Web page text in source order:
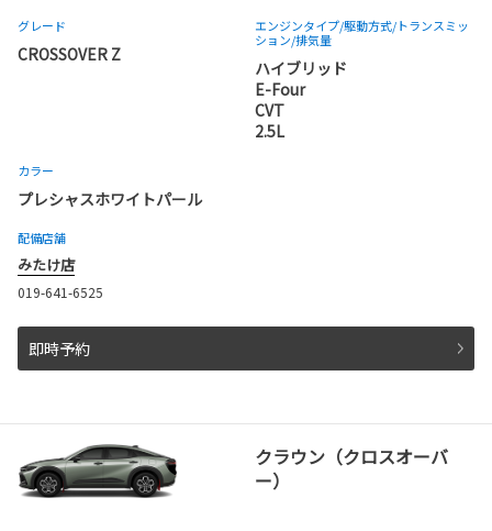
グレード
CROSSOVER Z
エンジンタイプ/駆動方式/トランスミッ
ション/排気量
ハイブリッド
E-Four
CVT
2.5L
カラー
プレシャスホワイトパール
配備店舗
みたけ店
019-641-6525
即時予約
クラウン（クロスオーバ
ー）